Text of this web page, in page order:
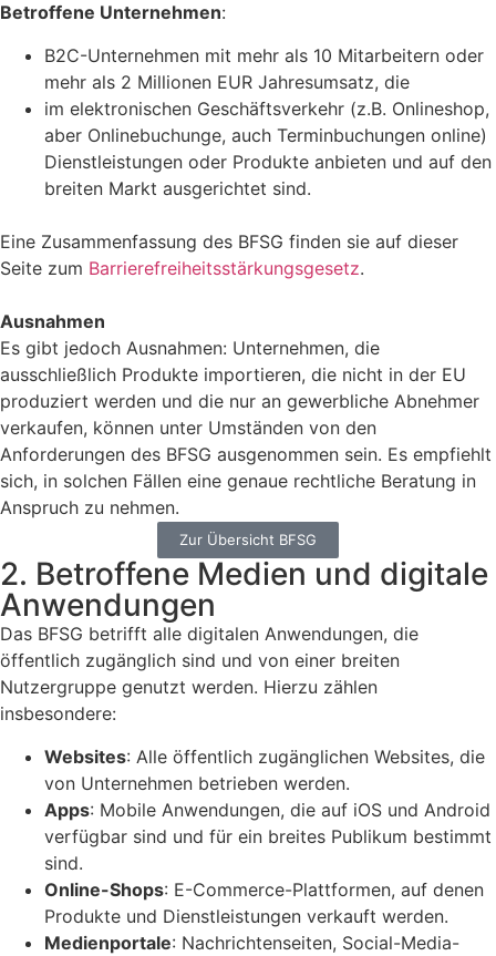
Betroffene Unternehmen:
B2C-Unternehmen mit mehr als 10 Mitarbeitern oder
mehr als 2 Millionen EUR Jahresumsatz, die
im elektronischen Geschäftsverkehr (z.B. Onlineshop,
aber Onlinebuchunge, auch Terminbuchungen online)
Dienstleistungen oder Produkte anbieten und auf den
breiten Markt ausgerichtet sind.
Eine Zusammenfassung des BFSG finden sie auf dieser
Seite zum Barrierefreiheitsstärkungsgesetz.
Ausnahmen
Es gibt jedoch Ausnahmen: Unternehmen, die
ausschließlich Produkte importieren, die nicht in der EU
produziert werden und die nur an gewerbliche Abnehmer
verkaufen, können unter Umständen von den
Anforderungen des BFSG ausgenommen sein. Es empfiehlt
sich, in solchen Fällen eine genaue rechtliche Beratung in
Anspruch zu nehmen.
Zur Übersicht BFSG
2. Betroffene Medien und digitale
Anwendungen
Das BFSG betrifft alle digitalen Anwendungen, die
öffentlich zugänglich sind und von einer breiten
Nutzergruppe genutzt werden. Hierzu zählen
insbesondere:
Websites: Alle öffentlich zugänglichen Websites, die
von Unternehmen betrieben werden.
Apps: Mobile Anwendungen, die auf iOS und Android
verfügbar sind und für ein breites Publikum bestimmt
sind.
Online-Shops: E-Commerce-Plattformen, auf denen
Produkte und Dienstleistungen verkauft werden.
Medienportale: Nachrichtenseiten, Social-Media-